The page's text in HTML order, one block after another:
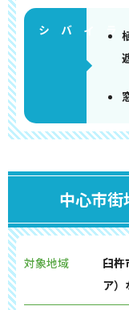
中心市
対象地域
臼杵
ア）